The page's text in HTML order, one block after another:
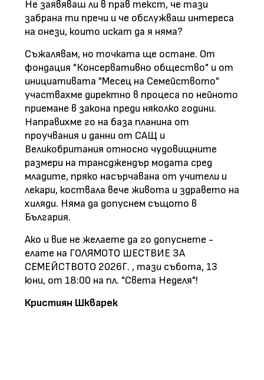
Не заявяваш ли в прав текст, че тази
забрана ти пречи и че обслужваш интереса
на онези, които искат да я няма?
Съжалявам, но точката ще остане. От
фондация "Консервативно общество" и от
инициативата "Месец на Семейството"
участвахме директно в процеса по нейното
приемане в закона преди няколко години.
Направихме го на база планина от
проучвания и данни от САЩ и
Великобритания относно чудовищните
размери на трансджендър модата сред
младите, пряко насърчавана от учители и
лекари, коствала вече живота и здравето на
хиляди. Няма да допуснем същото в
България.
Ако и вие не желаете да го допуснете -
елате на ГОЛЯМОТО ШЕСТВИЕ ЗА
СЕМЕЙСТВОТО 2026Г. , тази събота, 13
юни, от 18:00 на пл. "Света Неделя"!
Кристиян Шкварек